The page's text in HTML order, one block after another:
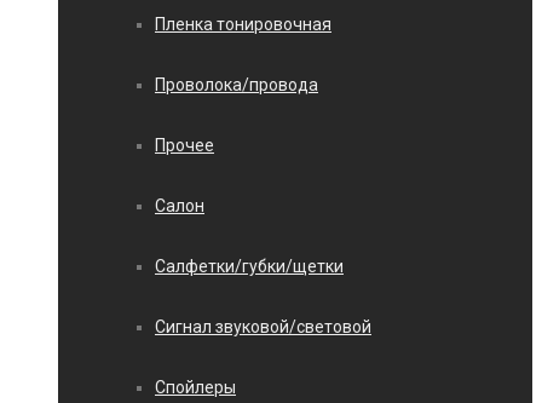
Пленка тонировочная
Проволока/провода
Прочее
Салон
Салфетки/губки/щетки
Сигнал звуковой/световой
Спойлеры